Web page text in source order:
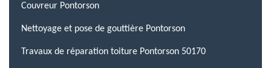
Couvreur Pontorson
Nettoyage et pose de gouttière Pontorson
Travaux de réparation toiture Pontorson 50170